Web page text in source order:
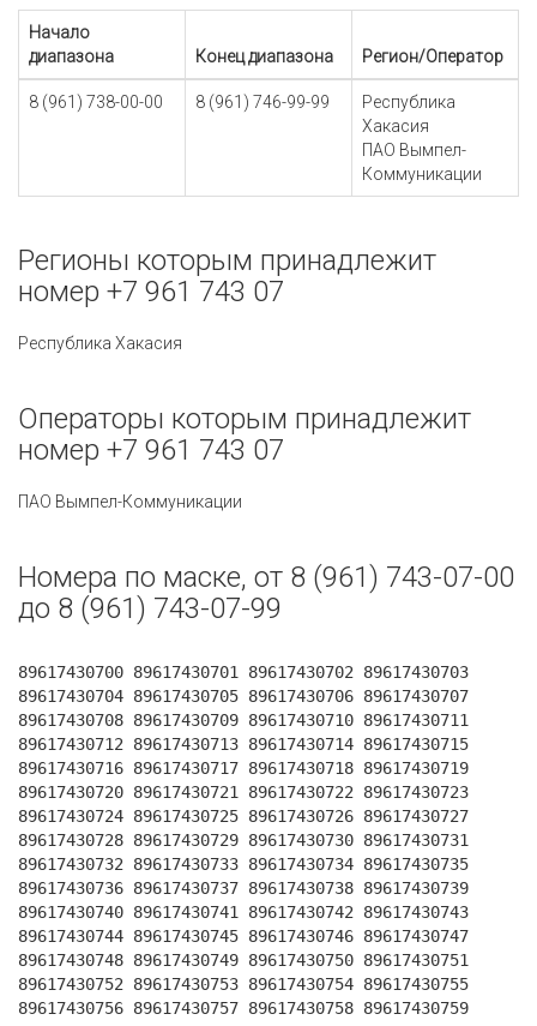
Начало
диапазона
Конец диапазона Регион/Оператор
8 (961) 738-00-00 8 (961) 746-99-99
Республика
Хакасия
ПАО Вымпел-
Коммуникации
Регионы которым принадлежит
номер +7 961 743 07
Республика Хакасия
Операторы которым принадлежит
номер +7 961 743 07
ПАО Вымпел-Коммуникации
Номера по маске, от 8 (961) 743-07-00
до 8 (961) 743-07-99
89617430700 89617430701 89617430702 89617430703
89617430704 89617430705 89617430706 89617430707
89617430708 89617430709 89617430710 89617430711
89617430712 89617430713 89617430714 89617430715
89617430716 89617430717 89617430718 89617430719
89617430720 89617430721 89617430722 89617430723
89617430724 89617430725 89617430726 89617430727
89617430728 89617430729 89617430730 89617430731
89617430732 89617430733 89617430734 89617430735
89617430736 89617430737 89617430738 89617430739
89617430740 89617430741 89617430742 89617430743
89617430744 89617430745 89617430746 89617430747
89617430748 89617430749 89617430750 89617430751
89617430752 89617430753 89617430754 89617430755
89617430756 89617430757 89617430758 89617430759